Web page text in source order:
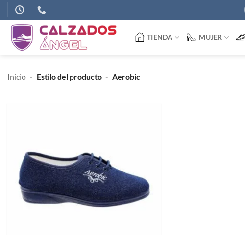
Saltar
al
contenido
TIENDA MUJER
Inicio - Estilo del producto - Aerobic